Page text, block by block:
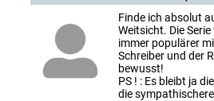
Finde ich absolut
Weitsicht. Die
immer populärer
Schreiber und der
bewusst!
PS ! : Es bleibt ja
die